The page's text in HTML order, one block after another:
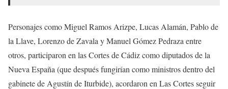
Personajes como Miguel Ramos Arizpe, Lucas Alamán, Pablo de
la Llave, Lorenzo de Zavala y Manuel Gómez Pedraza entre
otros, participaron en las Cortes de Cádiz como diputados de la
Nueva España (que después fungirían como ministros dentro del
gabinete de Agustín de Iturbide), acordaron en Las Cortes seguir